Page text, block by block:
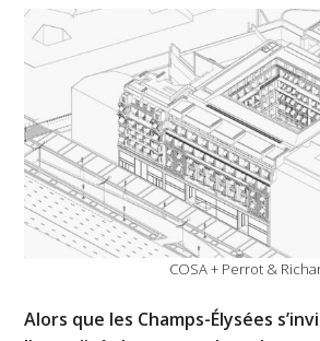
COSA + Perrot &
Alors que les Champs-Élysées